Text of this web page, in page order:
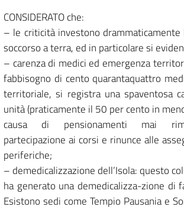
CONSIDERATO che:
– le criticità investono drammaticamente
soccorso a terra, ed in particolare si
– carenza di medici ed emergenza
fabbisogno di cento quarantaquattro
territoriale, si registra una spaventosa
unità (praticamente il 50 per cento in
causa di pensionamenti mai
partecipazione ai corsi e rinunce alle
periferiche;
– demedicalizzazione dell’Isola: questo
ha generato una demedicalizza-zione di
Esistono sedi come Tempio Pausania e